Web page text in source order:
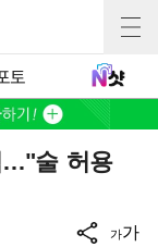
토
…"술 허용
가가